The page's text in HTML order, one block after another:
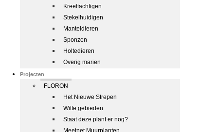
Kreeftachtigen
Stekelhuidigen
Manteldieren
Sponzen
Holtedieren
Overig marien
Projecten
FLORON
Het Nieuwe Strepen
Witte gebieden
Staat deze plant er nog?
Meetnet Muurplanten